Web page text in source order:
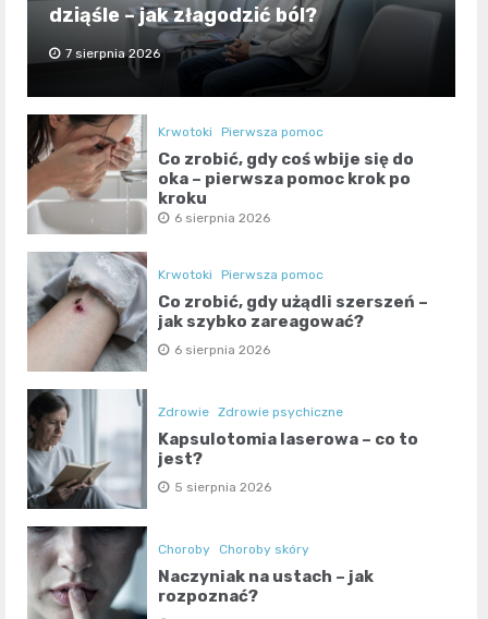
dziąśle – jak złagodzić ból?
7 sierpnia 2026
Krwotoki Pierwsza pomoc
Co zrobić, gdy coś wbije się do
oka – pierwsza pomoc krok po
kroku
6 sierpnia 2026
Krwotoki Pierwsza pomoc
Co zrobić, gdy użądli szerszeń –
jak szybko zareagować?
6 sierpnia 2026
Zdrowie Zdrowie psychiczne
Kapsulotomia laserowa – co to
jest?
5 sierpnia 2026
Choroby Choroby skóry
Naczyniak na ustach – jak
rozpoznać?